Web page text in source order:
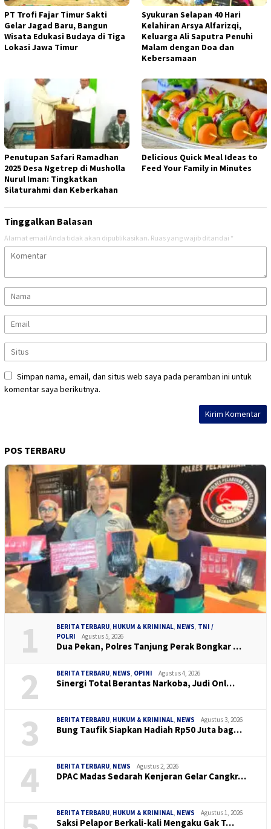
PT Trofi Fajar Timur Sakti
Gelar Jagad Baru, Bangun
Wisata Edukasi Budaya di Tiga
Lokasi Jawa Timur
Syukuran Selapan 40 Hari
Kelahiran Arsya Alfarizqi,
Keluarga Ali Saputra Penuhi
Malam dengan Doa dan
Kebersamaan
Penutupan Safari Ramadhan
2025 Desa Ngetrep di Musholla
Nurul Iman: Tingkatkan
Silaturahmi dan Keberkahan
Delicious Quick Meal Ideas to
Feed Your Family in Minutes
Tinggalkan Balasan
Alamat email Anda tidak akan dipublikasikan. Ruas yang wajib ditandai *
Simpan nama, email, dan situs web saya pada peramban ini untuk
komentar saya berikutnya.
POS TERBARU
1 BERITA TERBARU, HUKUM & KRIMINAL, NEWS, TNI /
POLRI
Agustus 5, 2026
Dua Pekan, Polres Tanjung Perak Bongkar …
2 BERITA TERBARU, NEWS, OPINI Agustus 4, 2026
Sinergi Total Berantas Narkoba, Judi Onl…
3 BERITA TERBARU, HUKUM & KRIMINAL, NEWS Agustus 3, 2026
Bung Taufik Siapkan Hadiah Rp50 Juta bag…
4 BERITA TERBARU, NEWS Agustus 2, 2026
DPAC Madas Sedarah Kenjeran Gelar Cangkr…
BERITA TERBARU, HUKUM & KRIMINAL, NEWS Agustus 1, 2026
Saksi Pelapor Berkali-kali Mengaku Gak T…